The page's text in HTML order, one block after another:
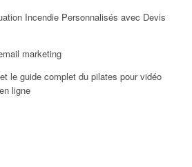
Incendie Personnalisés avec Devis
marketing
le guide complet du pilates pour vidéo
ligne